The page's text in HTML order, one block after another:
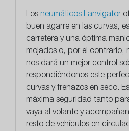
​Los neumáticos Lanvigator
buen agarre en las curvas,
carretera y una óptima
mojados o, por el contrario,
nos dará un mejor control
respondiéndonos este
curvas y frenazos en seco.
máxima seguridad tanto
vaya al volante y
resto de vehículos en